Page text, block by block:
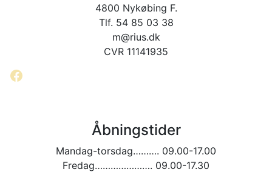
4800 Nykøbing F.
Tlf. 54 85 03 38
m@rius.dk
CVR 11141935
Facebook
Åbningstider
Mandag-torsdag………. 09.00-17.00
Fredag…………………. 09.00-17.30